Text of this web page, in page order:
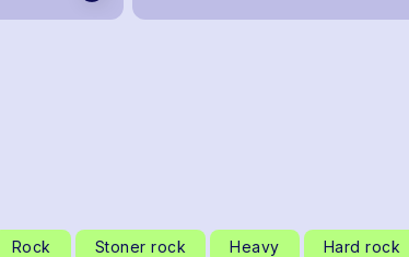
Rock Stoner rock Heavy Hard rock